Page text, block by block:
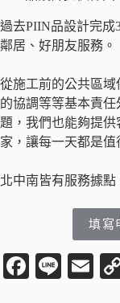
過去PIIN品設計完成
鄰居、好朋友服務。
從施工前的公共區
的協調等等基本責
題，我們也能夠提
家，讓每一天都是值
北中南皆有服務據點
填寫
Fa Li
E